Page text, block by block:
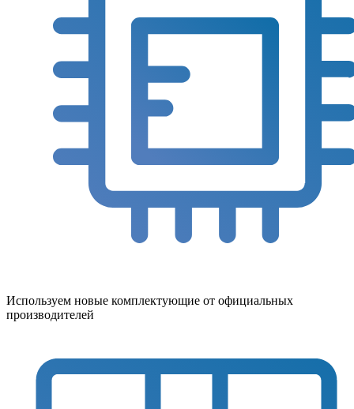
Используем новые комплектующие от официальных
производителей